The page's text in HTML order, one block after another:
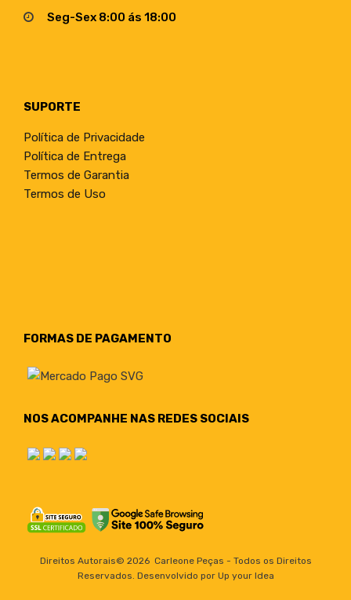
Seg-Sex 8:00 ás 18:00
SUPORTE
Política de Privacidade
Política de Entrega
Termos de Garantia
Termos de Uso
FORMAS DE PAGAMENTO
NOS ACOMPANHE NAS REDES SOCIAIS
Direitos Autorais© 2026 Carleone Peças - Todos os Direitos
Reservados. Desenvolvido por Up your Idea